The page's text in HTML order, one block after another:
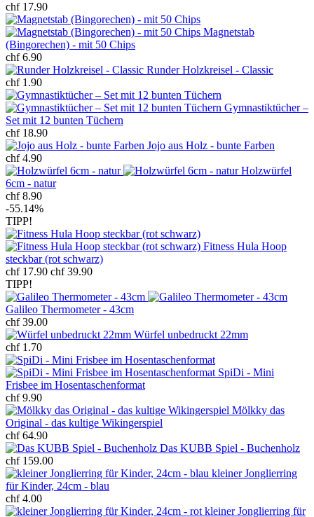
chf 17.90
Magnetstab
(Bingorechen) - mit 50 Chips
chf 6.90
Runder Holzkreisel - Classic
chf 1.90
Gymnastiktücher –
Set mit 12 bunten Tüchern
chf 18.90
Jojo aus Holz - bunte Farben
chf 4.90
Holzwürfel
6cm - natur
chf 8.90
-55.14%
TIPP!
Fitness Hula Hoop
steckbar (rot schwarz)
chf 17.90 chf 39.90
TIPP!
Galileo Thermometer - 43cm
chf 39.00
Würfel unbedruckt 22mm
chf 1.70
SpiDi - Mini
Frisbee im Hosentaschenformat
chf 9.90
Mölkky das
Original - das kultige Wikingerspiel
chf 64.90
Das KUBB Spiel - Buchenholz
chf 159.00
kleiner Jonglierring
für Kinder, 24cm - blau
chf 4.00
kleiner Jonglierring für